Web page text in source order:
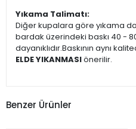
Yıkama Talimatı:
Diğer kupalara göre yıkama
bardak üzerindeki baskı 40 -
dayanıklıdır.Baskının aynı
ELDE YIKANMASIönerilir.
Benzer Ürünler